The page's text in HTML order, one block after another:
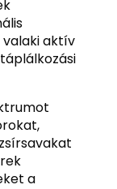
valaki aktív
a